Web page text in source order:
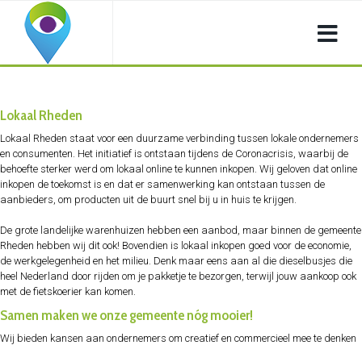
Lokaal Rheden
Lokaal Rheden staat voor een duurzame verbinding tussen lokale ondernemers
en consumenten. Het initiatief is ontstaan tijdens de Coronacrisis, waarbij de
behoefte sterker werd om lokaal online te kunnen inkopen. Wij geloven dat online
inkopen de toekomst is en dat er samenwerking kan ontstaan tussen de
aanbieders, om producten uit de buurt snel bij u in huis te krijgen.
De grote landelijke warenhuizen hebben een aanbod, maar binnen de gemeente
Rheden hebben wij dit ook! Bovendien is lokaal inkopen goed voor de economie,
de werkgelegenheid en het milieu. Denk maar eens aan al die dieselbusjes die
heel Nederland door rijden om je pakketje te bezorgen, terwijl jouw aankoop ook
met de fietskoerier kan komen.
Samen maken we onze gemeente nóg mooier!
Wij bieden kansen aan ondernemers om creatief en commercieel mee te denken